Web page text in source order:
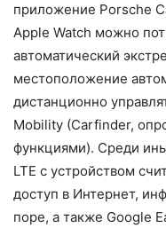
приложение Porsche
Apple Watch можно
автоматический
местоположение
дистанционно
Mobility (Carfinder,
функциями). Среди
LTE с устройством
доступ в Интернет,
поре, а также Google